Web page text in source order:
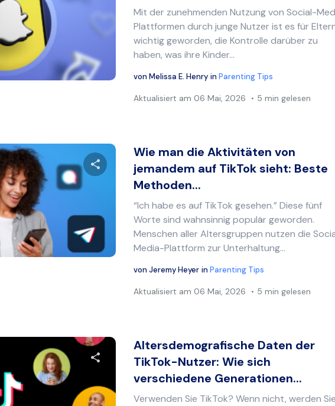
Diesen Artikel teilen
Twitter
Mit der zunehmenden Nutzung von Social-
Plattformen durch junge Nutzer ist es für
wichtig geworden, die Kontrolle darüber zu
haben, was ihre Kinder...
vonMelissa E. Henry inParenting Tips
Aktualisiert am 06 Mai, 2026 5 min gelesen
Twitter Facebook Link kopieren
Wie man die Aktivitäten von
jemandem auf TikTok sieht: Beste
Methoden...
“Ich habe es auf TikTok gesehen.” Diese fünf
Worte sind wahnsinnig populär geworden.
Menschen aller Altersgruppen nutzen die
Media-Plattform zur Unterhaltung...
vonJeremy Heyer inParenting Tips
Aktualisiert am 06 Mai, 2026 5 min gelesen
Diesen Artikel teilen
Altersdemografische Daten der
TikTok-Nutzer: Wie sich
verschiedene Generationen...
Verwenden Sie TikTok? Wenn nicht, werden Sie